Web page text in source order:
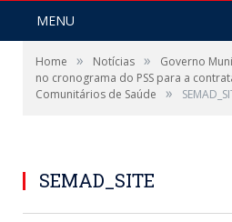
MENU
Home » Notícias »
Governo
no cronograma do PSS para a
Comunitários de Saúde
»
SEMAD_SITE